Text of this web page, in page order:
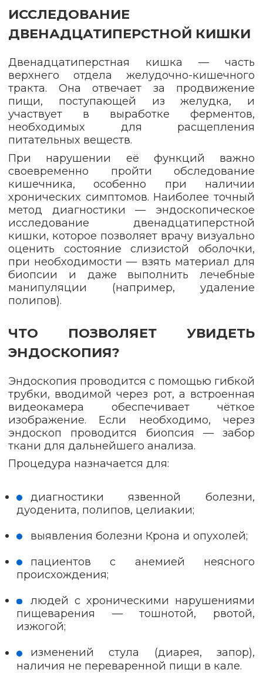
ИССЛЕДОВАНИЕ
ДВЕНАДЦАТИПЕРСТНОЙ КИШКИ
Двенадцатиперстная кишка — часть
верхнего отдела желудочно-кишечного
тракта. Она отвечает за продвижение
пищи, поступающей из желудка, и
участвует в выработке ферментов,
необходимых для расщепления
питательных веществ.
При нарушении её функций важно
своевременно пройти обследование
кишечника, особенно при наличии
хронических симптомов. Наиболее точный
метод диагностики — эндоскопическое
исследование двенадцатиперстной
кишки, которое позволяет врачу визуально
оценить состояние слизистой оболочки,
при необходимости — взять материал для
биопсии и даже выполнить лечебные
манипуляции (например, удаление
полипов).
ЧТО ПОЗВОЛЯЕТ УВИДЕТЬ
ЭНДОСКОПИЯ?
Эндоскопия проводится с помощью гибкой
трубки, вводимой через рот, а встроенная
видеокамера обеспечивает чёткое
изображение. Если необходимо, через
эндоскоп проводится биопсия — забор
ткани для дальнейшего анализа.
Процедура назначается для:
диагностики язвенной болезни,
дуоденита, полипов, целиакии;
выявления болезни Крона и опухолей;
пациентов с анемией неясного
происхождения;
людей с хроническими нарушениями
пищеварения — тошнотой, рвотой,
изжогой;
изменений стула (диарея, запор),
наличия не переваренной пищи в кале.